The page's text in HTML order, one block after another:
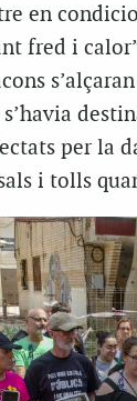
en
fred i
per la
i tolls